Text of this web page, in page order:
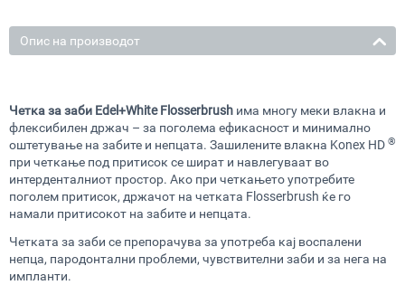
Опис на производот
Четка за заби Edel+White Flosserbrush има многу меки влакна и
флексибилен држач – за поголема ефикасност и минимално
оштетување на забите и непцата. Зашилените влакна Konex HD ®
при четкање под притисок се шират и навлегуваат во
интерденталниот простор. Ако при четкањето употребите
поголем притисок, држачот на четката Flosserbrush ќе го
намали притисокот на забите и непцата.
Четката за заби се препорачува за употреба кај воспалени
непца, пародонтални проблеми, чувствителни заби и за нега на
импланти.